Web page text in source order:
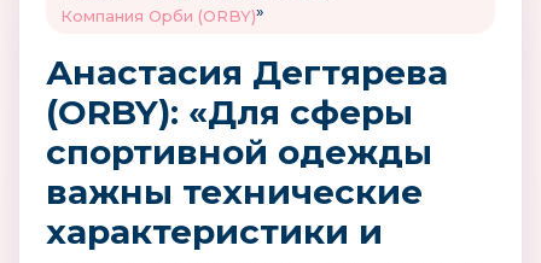
Компания Орби (ORBY)»
Анастасия Дегтярева
(ORBY): «Для сферы
спортивной одежды
важны технические
характеристики и